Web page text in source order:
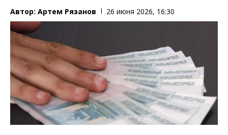
Автор: Артем Рязанов 26 июня 2026, 16:30